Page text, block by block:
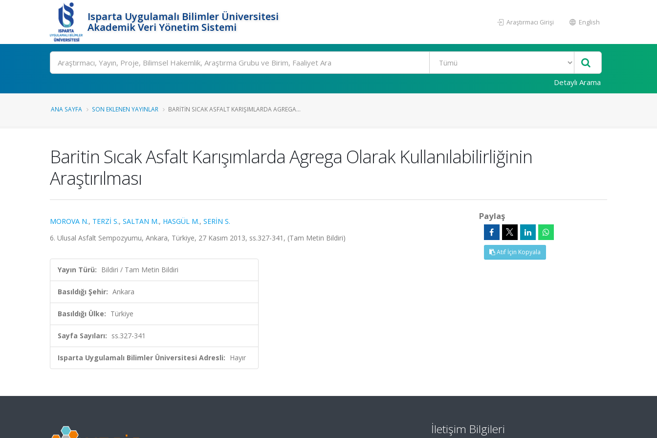
Isparta Uygulamalı Bilimler Üniversitesi
Akademik Veri Yönetim Sistemi
Araştırmacı Girişi English
Ara
Detaylı Arama
ANA SAYFA SON EKLENEN YAYINLAR BARITIN SICAK ASFALT KARIŞIMLARDA AGREGA...
Baritin Sıcak Asfalt Karışımlarda Agrega Olarak Kullanılabilirliğinin
Araştırılması
MOROVA N., TERZİ S., SALTAN M., HASGÜL M., SERİN S.
6. Ulusal Asfalt Sempozyumu, Ankara, Türkiye, 27 Kasım 2013, ss.327-341, (Tam Metin Bildiri)
Yayın Türü: Bildiri / Tam Metin Bildiri
Basıldığı Şehir: Ankara
Basıldığı Ülke: Türkiye
Sayfa Sayıları: ss.327-341
Isparta Uygulamalı Bilimler Üniversitesi Adresli: Hayır
Paylaş
Atıf İçin Kopyala
İletişim Bilgileri